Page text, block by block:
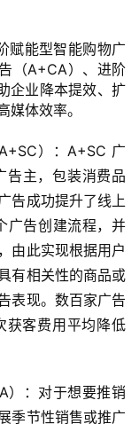
赋能型智能购物广
（A+CA）、进阶
企业降本提效、扩
体效率。
）：A+SC 广
告主，包装消费品
告成功提升了线上
广告创建流程，并
由此实现根据用户
有相关性的商品或
表现。数百家广告
获客费用平均降低
）：对于想要推销
季节性销售或推广